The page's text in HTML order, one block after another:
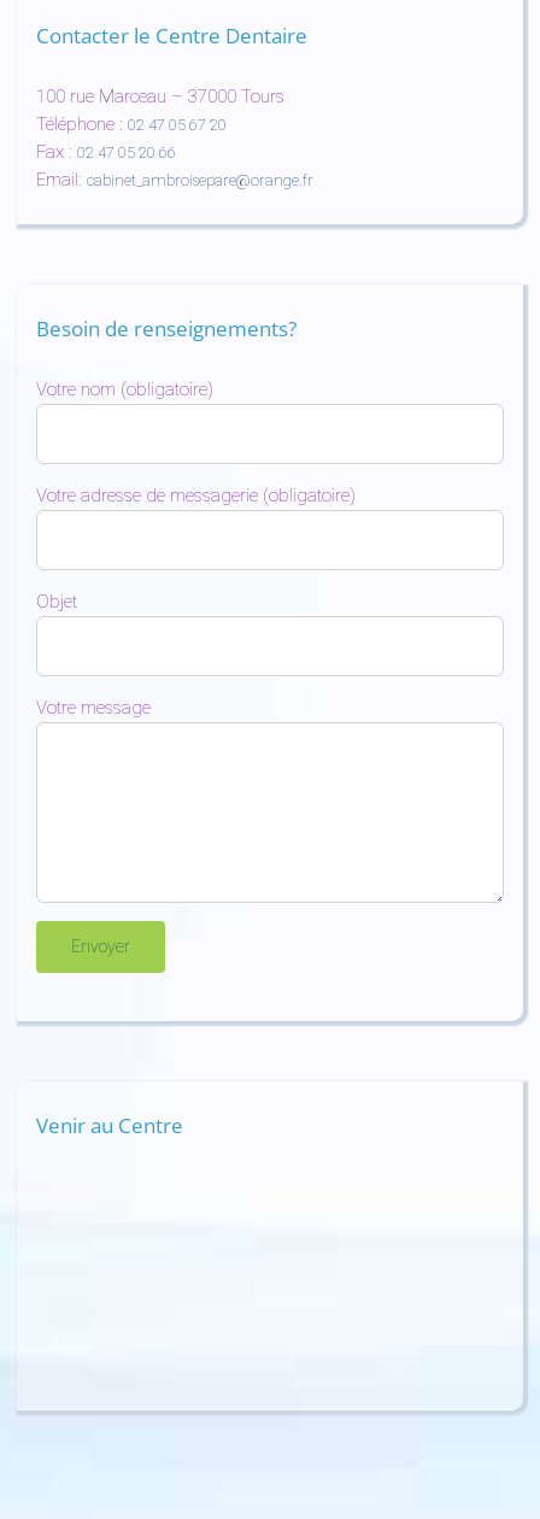
Contacter le Centre Dentaire
100 rue Marceau – 37000 Tours
Téléphone : 02 47 05 67 20
Fax : 02 47 05 20 66
Email: cabinet_ambroisepare@orange.fr
Besoin de renseignements?
Votre nom (obligatoire)
Votre adresse de messagerie (obligatoire)
Objet
Votre message
Venir au Centre